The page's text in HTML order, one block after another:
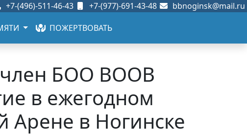
+7-(496)-511-46-43 +7-(977)-691-43-48 bbnoginsk@mail.ru
ПОЖЕРТВОВАТЬ
член БОО ВООВ
в ежегодном
Арене в Ногинске